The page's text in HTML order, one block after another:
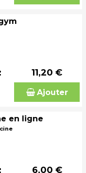
11,20 €
Ajouter
en ligne
6,00 €